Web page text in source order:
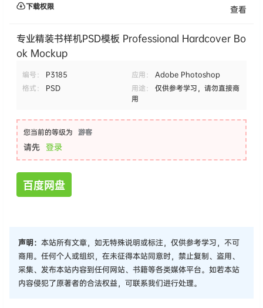
下载权限 查看
专业精装书样机PSD模板 Professional Hardcover Bo
ok Mockup
编号： P3185 应用：
Adobe Photoshop
格式：
PSD 用途：
仅供参考学习，请勿直接商
用
您当前的等级为 游客
请先 登录
百度网盘
声明： 本站所有文章，如无特殊说明或标注，仅供参考学习，不可
商用。任何个人或组织，在未征得本站同意时，禁止复制、盗用、
采集、发布本站内容到任何网站、书籍等各类媒体平台。如若本站
内容侵犯了原著者的合法权益，可联系我们进行处理。